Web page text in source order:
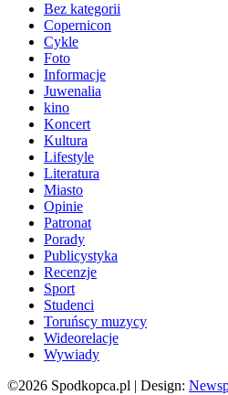
Bez kategorii
Copernicon
Cykle
Foto
Informacje
Juwenalia
kino
Koncert
Kultura
Lifestyle
Literatura
Miasto
Opinie
Patronat
Porady
Publicystyka
Recenzje
Sport
Studenci
Toruńscy muzycy
Wideorelacje
Wywiady
©2026 Spodkopca.pl | Design: